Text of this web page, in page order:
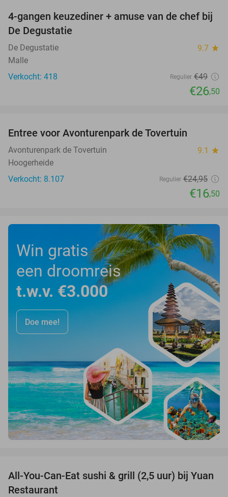
46%
4-gangen keuzediner + amuse van de chef bij
De Degustatie
De Degustatie 9.7 star
Malle
Verkocht: 418
Regulier €49
€26,50
Entree voor Avonturenpark de Tovertuin
Avonturenpark de Tovertuin 9.1 star
Hoogerheide
Verkocht: 8.107
Regulier €24,95
€16,50
Win gratis
een droomreis
t.w.v. €3.000
Doe mee!
35%
All-You-Can-Eat sushi & grill (2,5 uur) bij Yuan
Restaurant